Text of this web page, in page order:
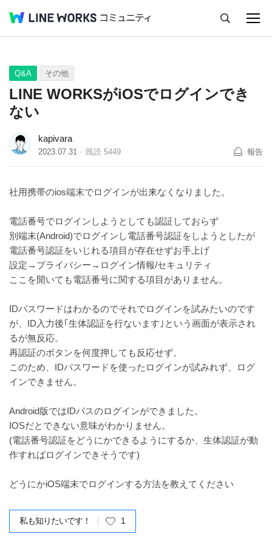
Q&A Tips Ideas
Q&A その他
LINE WORKSがiOSでログインでき
ない
kapivara
2023.07.31 既読 5449 報告
社用携帯のios端末でログインが出来なくなりました。
電話番号でログインしようとしても認証しておらず
別端末(Android)でログインし電話番号認証をしようとしたが
電話番号認証をいじれる項目が存在せずお手上げ
設定→プライバシー→ログイン情報/セキュリティ
ここを開いても電話番号に関する項目がありません。
IDパスワードはわかるのでそれでログインを試みたいのです
が、ID入力後｢生体認証を行ないます｣という画面が表示され
るが無反応。
再認証のボタンを何度押しても反応せず。
このため、IDパスワードを使ったログインが試みれず、ログ
インできません。
Android版ではIDパスのログインができました。
IOSだとできない意味がわかりません。
(電話番号認証をどうにかできるようにするか、生体認証が動
作すればログインできそうです)
どうにかiOS端末でログインする方法を教えてください
私も知りたいです！ 1